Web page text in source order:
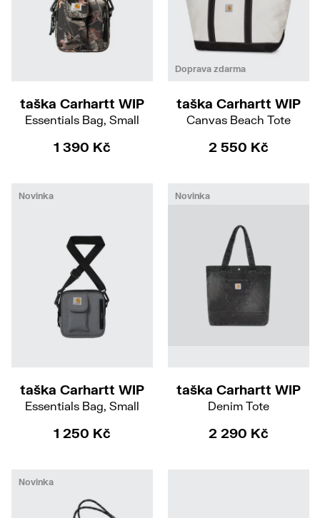
taška Carhartt WIP
Essentials Bag, Small
1 390 Kč
Doprava zdarma
taška Carhartt WIP
Canvas Beach Tote
2 550 Kč
Novinka
taška Carhartt WIP
Essentials Bag, Small
1 250 Kč
Novinka
taška Carhartt WIP
Denim Tote
2 290 Kč
Novinka